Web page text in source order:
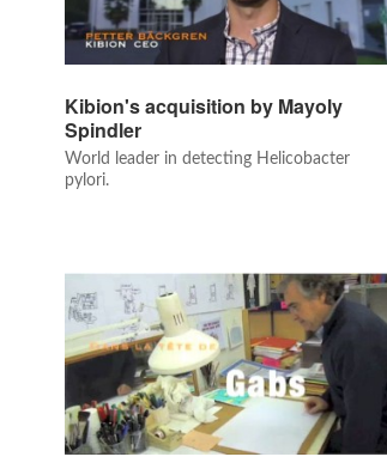
Kibion's acquisition by Mayoly
Spindler
World leader in detecting Helicobacter
pylori.